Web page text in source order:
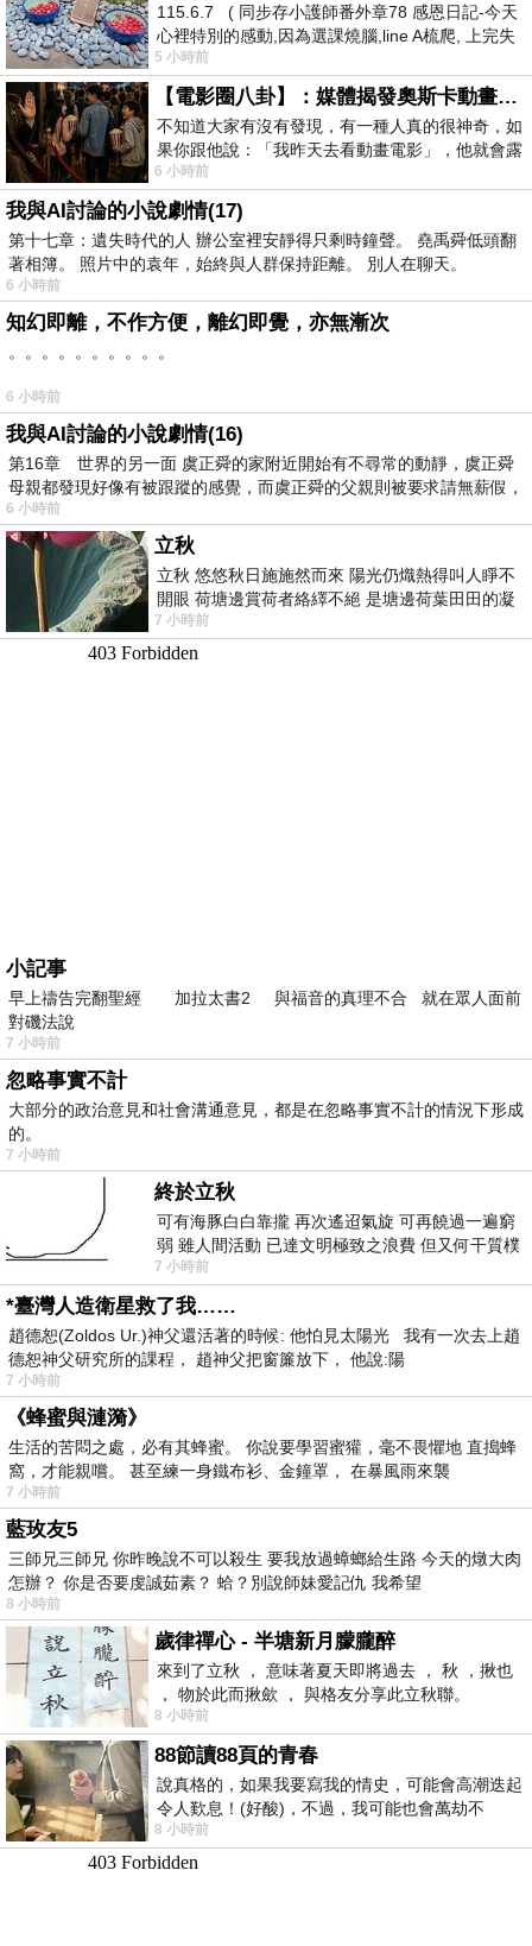
115.6.7 ( 同步存小護師番外章78 感恩日記-今天
心裡特別的感動,因為選課燒腦,line A梳爬, 上完失
智課的她,特來傾
5 小時前
【電影圈八卦】：媒體揭發奧斯卡動畫項目投票醜聞！好萊塢為什麼看不起動畫電影？
不知道大家有沒有發現，有一種人真的很神奇，如
果你跟他說：「我昨天去看動畫電影」，他就會露
出一種慈祥的微笑，然後問你是不是陪小
6 小時前
我與AI討論的小說劇情(17)
第十七章：遺失時代的人 辦公室裡安靜得只剩時鐘聲。 堯禹舜低頭翻
著相簿。 照片中的袁年，始終與人群保持距離。 別人在聊天。
6 小時前
知幻即離，不作方便，離幻即覺，亦無漸次
。。。。。。。。。。
6 小時前
我與AI討論的小說劇情(16)
第16章 世界的另一面 虞正舜的家附近開始有不尋常的動靜，虞正舜
母親都發現好像有被跟蹤的感覺，而虞正舜的父親則被要求請無薪假，
6 小時前
立秋
立秋 悠悠秋日施施然而來 陽光仍熾熱得叫人睜不
開眼 荷塘邊賞荷者絡繹不絕 是塘邊荷葉田田的凝
望 風中飄逸的是映日荷花別樣紅
7 小時前
小記事
早上禱告完翻聖經 加拉太書2 與福音的真理不合 就在眾人面前
對磯法說
7 小時前
忽略事實不計
大部分的政治意見和社會溝通意見，都是在忽略事實不計的情況下形成
的。
7 小時前
終於立秋
可有海豚白白靠攏 再次遙迢氣旋 可再饒過一遍窮
弱 雖人間活動 已達文明極致之浪費 但又何干質樸
者 只能白白陪葬
7 小時前
*臺灣人造衛星救了我……
趙德恕(Zoldos Ur.)神父還活著的時候: 他怕見太陽光 我有一次去上趙
德恕神父研究所的課程， 趙神父把窗簾放下， 他說:陽
7 小時前
《蜂蜜與漣漪》
生活的苦悶之處，必有其蜂蜜。 你說要學習蜜獾，毫不畏懼地 直搗蜂
窩，才能親嚐。 甚至練一身鐵布衫、金鐘罩， 在暴風雨來襲
7 小時前
藍玫友5
三師兄三師兄 你昨晚說不可以殺生 要我放過蟑螂給生路 今天的燉大肉
怎辦？ 你是否要虔誠茹素？ 蛤？別說師妹愛記仇 我希望
8 小時前
歲律禪心 - 半塘新月朦朧醉
來到了立秋 ， 意味著夏天即將過去 ， 秋 ，揪也
， 物於此而揪歛 ， 與格友分享此立秋聯。
8 小時前
88節讀88頁的青春
說真格的，如果我要寫我的情史，可能會高潮迭起
令人歎息！(好酸)，不過，我可能也會萬劫不
復...，每天跪鍵盤還是被判了花心的罪
8 小時前